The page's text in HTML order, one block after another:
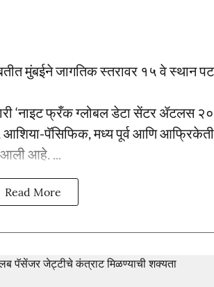
मुंबईने जागतिक स्तरावर १५ वे स्थान
‘नाइट फ्रँक ग्लोबल डेटा सेंटर ॲटलस
आशिया-पॅसिफिक, मध्य पूर्व आणि
आली आहे. ...
Read More